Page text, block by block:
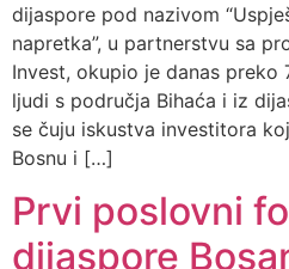
dijaspore pod nazivom
napretka”, u partnerstvu sa
Invest, okupio je danas
ljudi s područja Bihaća i iz
se čuju iskustva investitora
Bosnu i […]
Prvi poslovni
dijaspore